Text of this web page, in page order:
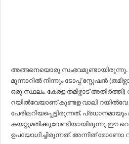
അങ്ങനെയൊരു സംഭവമുണ്ടായിരുന്നു.
മൂന്നാറില്‍ നിന്നും ടോപ്പ് സ്റ്റേഷന്‍
ഒരു സ്ഥലം. കേരള തമിഴ്നാട്
റയില്‍വേയാണ് കുണ്ടള വാലി
പേരിലറിയപ്പെട്ടിരുന്നത്.
കയറ്റുമതിക്കുവേണ്ടിയായിരുന്നു ഈ
ഉപയോഗിച്ചിരുന്നത്. അന്നിത് മോണോ